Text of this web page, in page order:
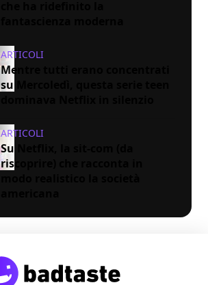
ARTICOLI
Mentre tutti erano concentrati
su Mercoledì, questa serie teen
ARTICOLI
Su Netflix, la sit-com (da
riscoprire) che racconta in